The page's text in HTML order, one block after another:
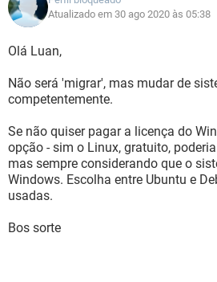
Atualizado em 30 ago 2020 às 05:38
Olá Luan,
Não será 'migrar', mas mudar de
competentemente.
Se não quiser pagar a licença do
opção - sim o Linux, gratuito,
mas sempre considerando que o
Windows. Escolha entre Ubuntu e
usadas.
Bos sorte